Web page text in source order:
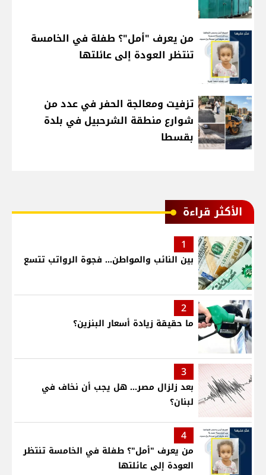
من يعرف "أمل"؟ طفلة في الخامسة
تنتظر العودة إلى عائلتها
تزفيت ومعالجة الحفر في عدد من
شوارع منطقة الشرحبيل في بلدة
بقسطا
الأكثر قراءة
1
بين النائب والمواطن... فجوة الرواتب تتسع
2
ما حقيقة زيادة أسعار البنزين؟
3
بعد زلزال مصر... هل يجب أن نخاف في
لبنان؟
4
من يعرف "أمل"؟ طفلة في الخامسة تنتظر
العودة إلى عائلتها